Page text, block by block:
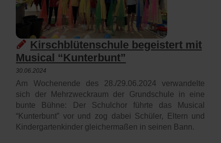
Kirschblütenschule begeistert mit
Musical “Kunterbunt”
30.06.2024
Am Wochenende des 28./29.06.2024 verwandelte
sich der Mehrzweckraum der Grundschule in eine
bunte Bühne: Der Schulchor führte das Musical
“Kunterbunt” vor und zog dabei Schüler, Eltern und
Kindergartenkinder gleichermaßen in seinen Bann.